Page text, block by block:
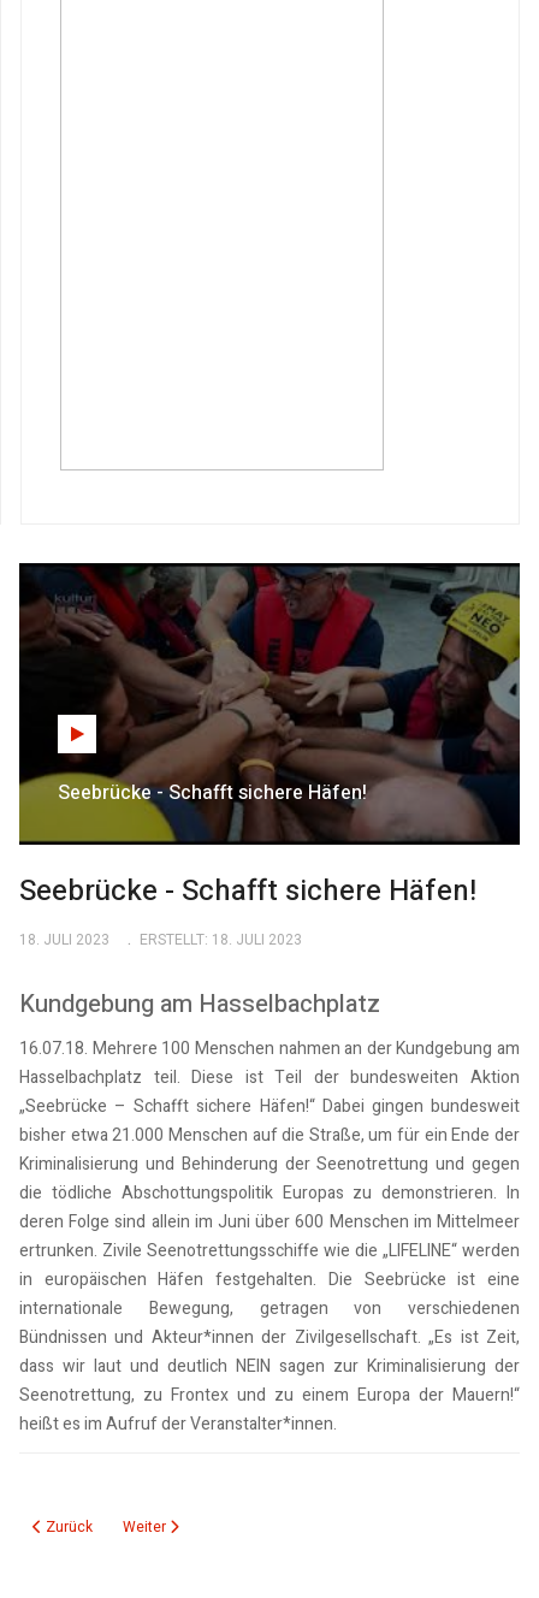
Seebrücke - Schafft sichere Häfen!
Seebrücke - Schafft sichere Häfen!
18. JULI 2023 ERSTELLT: 18. JULI 2023
Kundgebung am Hasselbachplatz
16.07.18. Mehrere 100 Menschen nahmen an der Kundgebung am
Hasselbachplatz teil. Diese ist Teil der bundesweiten Aktion
„Seebrücke – Schafft sichere Häfen!“ Dabei gingen bundesweit
bisher etwa 21.000 Menschen auf die Straße, um für ein Ende der
Kriminalisierung und Behinderung der Seenotrettung und gegen
die tödliche Abschottungspolitik Europas zu demonstrieren. In
deren Folge sind allein im Juni über 600 Menschen im Mittelmeer
ertrunken. Zivile Seenotrettungsschiffe wie die „LIFELINE“ werden
in europäischen Häfen festgehalten. Die Seebrücke ist eine
internationale Bewegung, getragen von verschiedenen
Bündnissen und Akteur*innen der Zivilgesellschaft. „Es ist Zeit,
dass wir laut und deutlich NEIN sagen zur Kriminalisierung der
Seenotrettung, zu Frontex und zu einem Europa der Mauern!“
heißt es im Aufruf der Veranstalter*innen.
Vorheriger Beitrag: 17. Christopher Street Day in Magdeburg
Zurück Nächster Beitrag: 1050 Jahre Erzbistum Magdeburg - eine
Weiter